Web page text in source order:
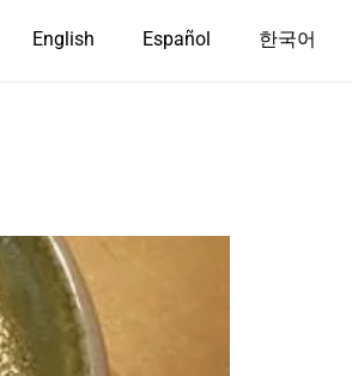
English Español 한국어